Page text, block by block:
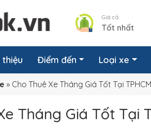
Giá cả
Tốt nhất
thiệu Điểm đến Loại xe
» Cho Thuê Xe Tháng Giá Tốt Tại TPHCM
Tháng Giá Tốt Tại